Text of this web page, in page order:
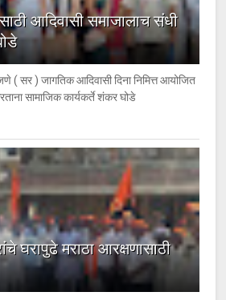
आदिवासी समाजालाच संधी
( सर ) जागतिक आदिवासी दिना निमित्त आयोजित
सामाजिक कार्यकर्ते शंकर घोडे
घरापुढे मराठा आरक्षणासाठी